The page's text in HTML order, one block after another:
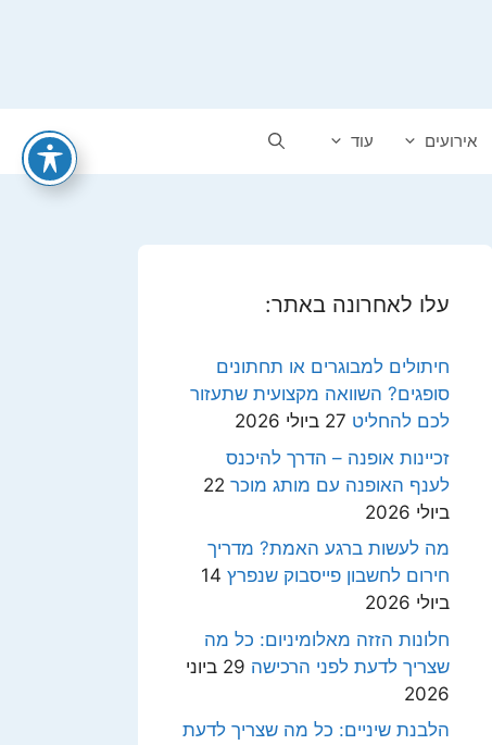
אירועים עוד
עלו לאחרונה באתר:
חיתולים למבוגרים או תחתונים
סופגים? השוואה מקצועית שתעזור
לכם להחליט 27 ביולי 2026
זכיינות אופנה – הדרך להיכנס
לענף האופנה עם מותג מוכר 22
ביולי 2026
מה לעשות ברגע האמת? מדריך
חירום לחשבון פייסבוק שנפרץ 14
ביולי 2026
חלונות הזזה מאלומיניום: כל מה
שצריך לדעת לפני הרכישה
29 ביוני
2026
הלבנת שיניים: כל מה שצריך לדעת